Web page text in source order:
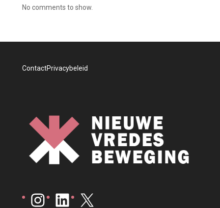
No comments to show.
ContactPrivacybeleid
Instagram
LinkedIn
X